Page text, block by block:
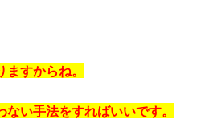
すからね。
い手法をすればいいです。